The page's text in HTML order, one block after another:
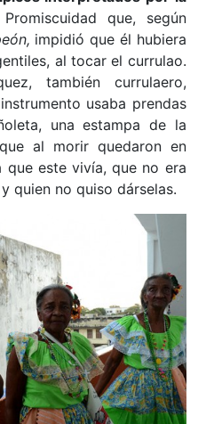
que, según
impidió que él hubiera
al tocar el currulao.
también currulaero,
usaba prendas
una estampa de la
al morir quedaron en
este vivía, que no era
y quien no quiso dárselas.